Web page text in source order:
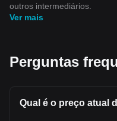
outros intermediários.
Ver mais
Perguntas
Qual é o preço atual